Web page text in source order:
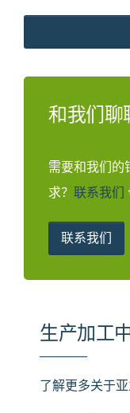
和我们聊
需要和我们的
求？ 联系我们
联系我们
生产加工
了解更多关于